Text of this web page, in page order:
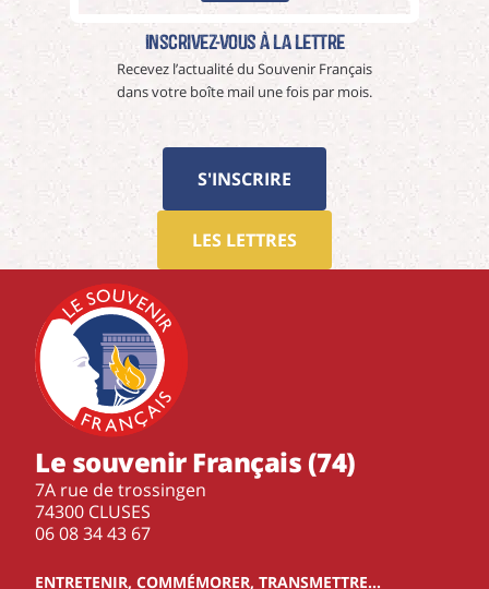
Inscrivez-vous à La Lettre
Recevez l’actualité du Souvenir Français
dans votre boîte mail une fois par mois.
S'INSCRIRE
LES LETTRES
Le souvenir Français (74)
7A rue de trossingen
74300 CLUSES
‭06 08 34 43 67‬
ENTRETENIR, COMMÉMORER, TRANSMETTRE…